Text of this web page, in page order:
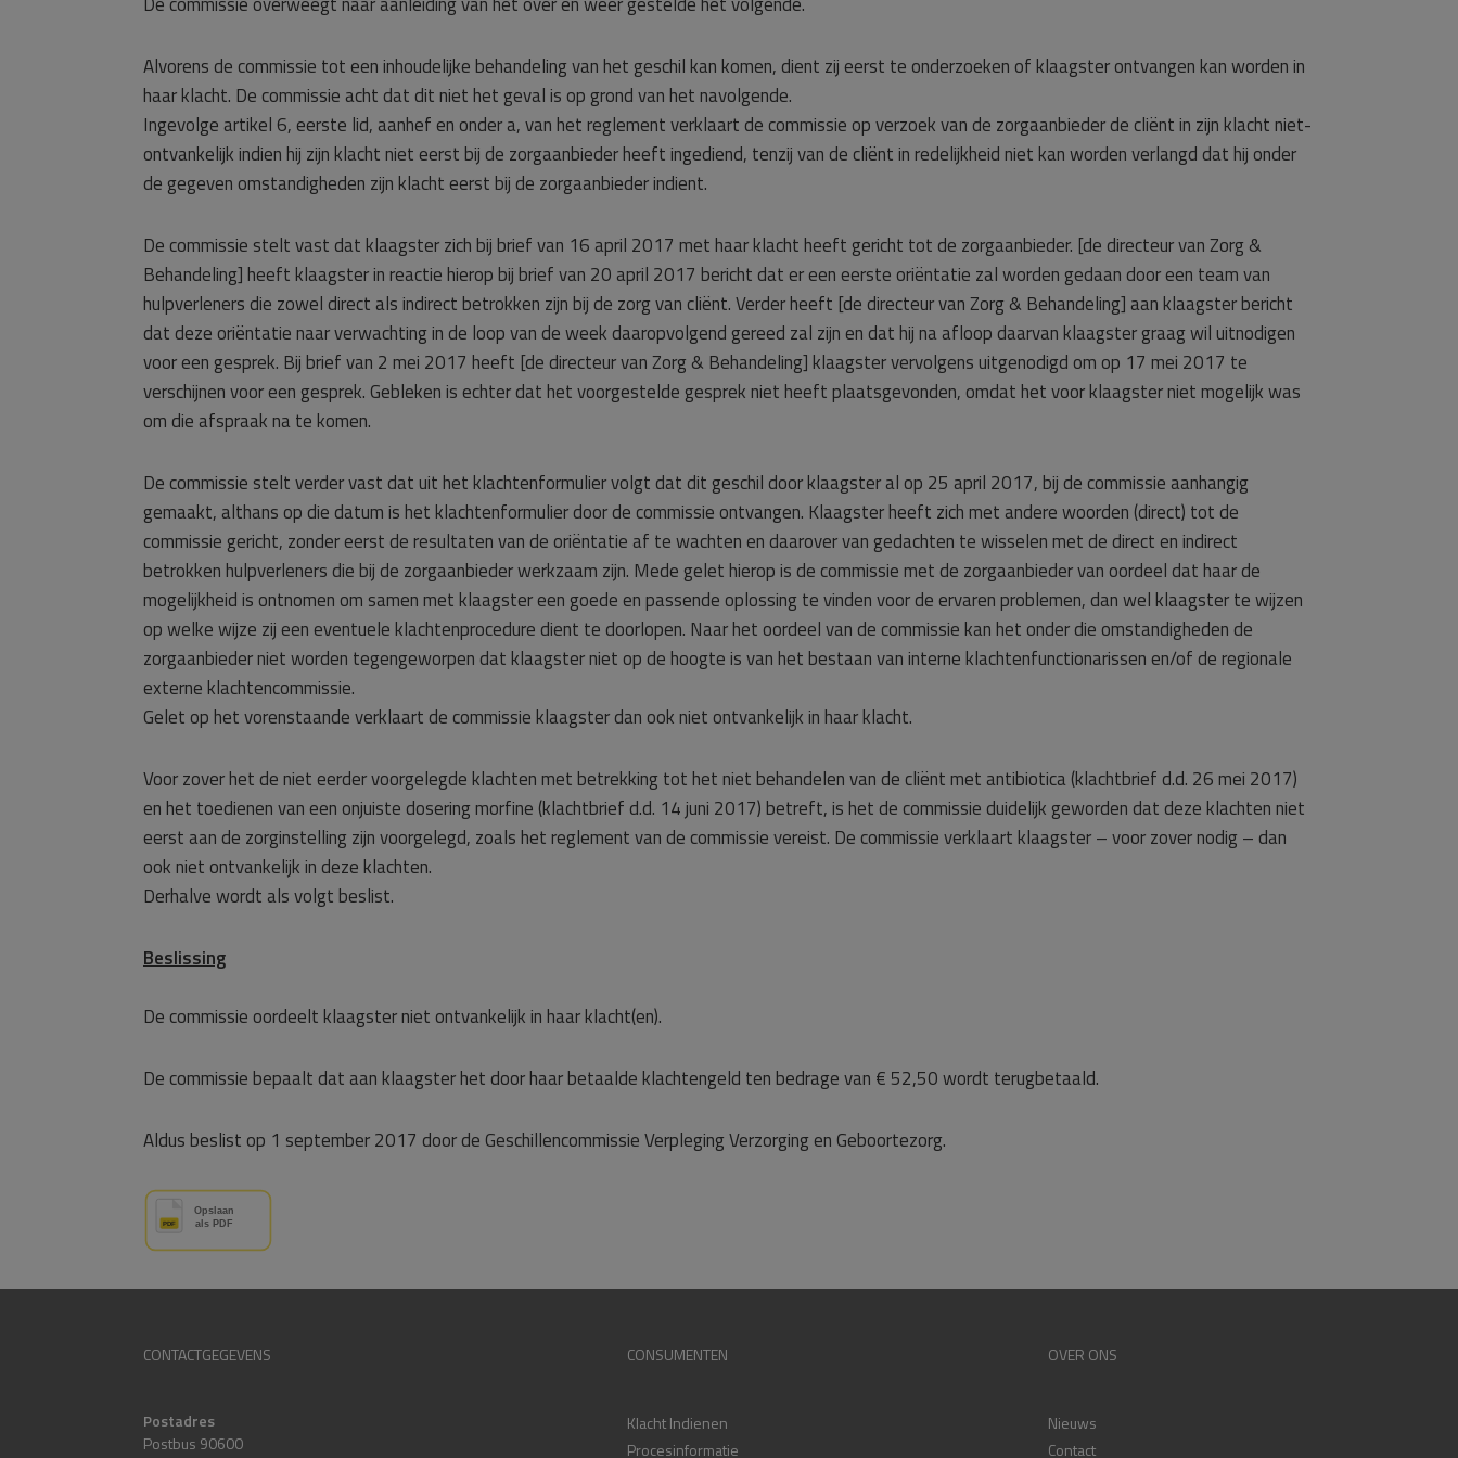
Alvorens de commissie tot een inhoudelijke behandeling van het geschil kan komen, dient zij eerst te onderzoeken of klaagster ontvangen kan worden in
haar klacht. De commissie acht dat dit niet het geval is op grond van het navolgende.
Ingevolge artikel 6, eerste lid, aanhef en onder a, van het reglement verklaart de commissie op verzoek van de zorgaanbieder de cliënt in zijn klacht niet-
ontvankelijk indien hij zijn klacht niet eerst bij de zorgaanbieder heeft ingediend, tenzij van de cliënt in redelijkheid niet kan worden verlangd dat hij onder
de gegeven omstandigheden zijn klacht eerst bij de zorgaanbieder indient.
De commissie stelt vast dat klaagster zich bij brief van 16 april 2017 met haar klacht heeft gericht tot de zorgaanbieder. [de directeur van Zorg &
Behandeling] heeft klaagster in reactie hierop bij brief van 20 april 2017 bericht dat er een eerste oriëntatie zal worden gedaan door een team van
hulpverleners die zowel direct als indirect betrokken zijn bij de zorg van cliënt. Verder heeft [de directeur van Zorg & Behandeling] aan klaagster bericht
dat deze oriëntatie naar verwachting in de loop van de week daaropvolgend gereed zal zijn en dat hij na afloop daarvan klaagster graag wil uitnodigen
voor een gesprek. Bij brief van 2 mei 2017 heeft [de directeur van Zorg & Behandeling] klaagster vervolgens uitgenodigd om op 17 mei 2017 te
verschijnen voor een gesprek. Gebleken is echter dat het voorgestelde gesprek niet heeft plaatsgevonden, omdat het voor klaagster niet mogelijk was
om die afspraak na te komen.
De commissie stelt verder vast dat uit het klachtenformulier volgt dat dit geschil door klaagster al op 25 april 2017, bij de commissie aanhangig
gemaakt, althans op die datum is het klachtenformulier door de commissie ontvangen. Klaagster heeft zich met andere woorden (direct) tot de
commissie gericht, zonder eerst de resultaten van de oriëntatie af te wachten en daarover van gedachten te wisselen met de direct en indirect
betrokken hulpverleners die bij de zorgaanbieder werkzaam zijn. Mede gelet hierop is de commissie met de zorgaanbieder van oordeel dat haar de
mogelijkheid is ontnomen om samen met klaagster een goede en passende oplossing te vinden voor de ervaren problemen, dan wel klaagster te wijzen
op welke wijze zij een eventuele klachtenprocedure dient te doorlopen. Naar het oordeel van de commissie kan het onder die omstandigheden de
zorgaanbieder niet worden tegengeworpen dat klaagster niet op de hoogte is van het bestaan van interne klachtenfunctionarissen en/of de regionale
externe klachtencommissie.
Gelet op het vorenstaande verklaart de commissie klaagster dan ook niet ontvankelijk in haar klacht.
Voor zover het de niet eerder voorgelegde klachten met betrekking tot het niet behandelen van de cliënt met antibiotica (klachtbrief d.d. 26 mei 2017)
en het toedienen van een onjuiste dosering morfine (klachtbrief d.d. 14 juni 2017) betreft, is het de commissie duidelijk geworden dat deze klachten niet
eerst aan de zorginstelling zijn voorgelegd, zoals het reglement van de commissie vereist. De commissie verklaart klaagster – voor zover nodig – dan
ook niet ontvankelijk in deze klachten.
Derhalve wordt als volgt beslist.
Beslissing
De commissie oordeelt klaagster niet ontvankelijk in haar klacht(en).
De commissie bepaalt dat aan klaagster het door haar betaalde klachtengeld ten bedrage van € 52,50 wordt terugbetaald.
Aldus beslist op 1 september 2017 door de Geschillencommissie Verpleging Verzorging en Geboortezorg.
CONTACTGEGEVENS
Postadres
Postbus 90600
CONSUMENTEN
Klacht Indienen
Procesinformatie
OVER ONS
Nieuws
Contact